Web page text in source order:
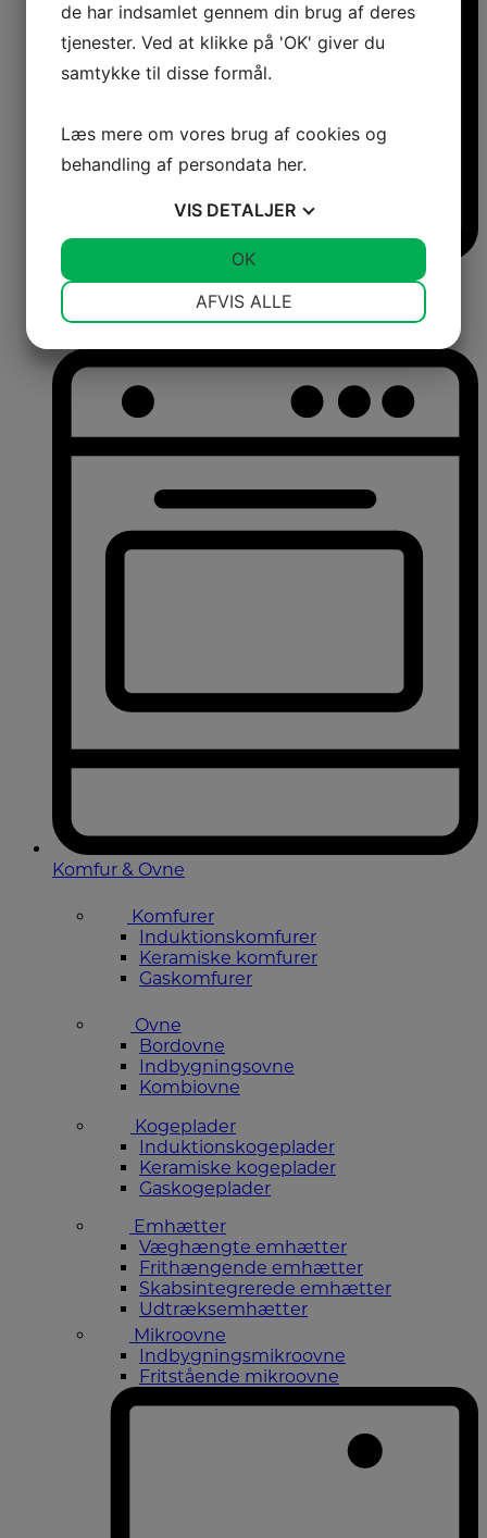
Fritstående frysere
Integrerbare frysere
Komfur & Ovne
Komfurer
Induktionskomfurer
Keramiske komfurer
Gaskomfurer
Ovne
Bordovne
Indbygningsovne
Kombiovne
Kogeplader
Induktionskogeplader
Keramiske kogeplader
Gaskogeplader
Emhætter
Væghængte emhætter
Frithængende emhætter
Skabsintegrerede emhætter
Udtræksemhætter
Mikroovne
Indbygningsmikroovne
Fritstående mikroovne
de har indsamlet gennem din brug af deres
tjenester. Ved at klikke på 'OK' giver du
samtykke til disse formål.
Læs mere om vores brug af cookies og
behandling af persondata her.
VIS DETALJER
MARKETING STATISTIK
AFVIS ALLE
OK